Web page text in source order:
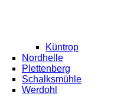
Küntrop
Nordhelle
Plettenberg
Schalksmühle
Werdohl